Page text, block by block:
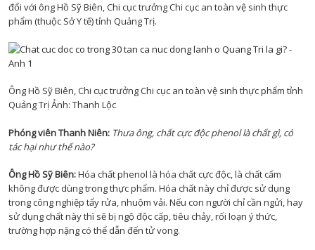
đổi với ông Hồ Sỹ Biên, Chi cục trưởng Chi cục an toàn vệ sinh thực
phẩm (thuộc Sở Y tế) tỉnh Quảng Trị.
Ông Hồ Sỹ Biên, Chi cục trưởng Chi cục an toàn vệ sinh thực phẩm tỉnh
Quảng Trị Ảnh: Thanh Lộc
Phóng viên Thanh Niên: Thưa ông, chất cực độc phenol là chất gì, có
tác hại như thế nào?
Ông Hồ Sỹ Biên:Hóa chất phenol là hóa chất cực độc, là chất cấm
không được dùng trong thực phẩm. Hóa chất này chỉ được sử dụng
trong công nghiệp tẩy rửa, nhuộm vải. Nếu con người chỉ cần ngửi, hay
sử dụng chất này thì sẽ bị ngộ độc cấp, tiêu chảy, rối loạn ý thức,
trường hợp nặng có thể dẫn đến tử vong.